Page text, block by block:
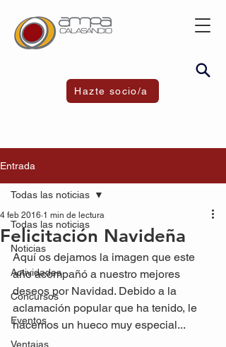
Hazte socio/a
Entrada
Todas las noticias
Noticias
Actividades
Concursos
Eventos
Ventajas
Todas las noticias
Felicitación Navideña
4 feb 2016 1 min de lectura
Aquí os dejamos la imagen que este
año acompañó a nuestro mejores
deseos por Navidad. Debido a la
aclamación popular que ha tenido, le
hacemos un hueco muy especial...